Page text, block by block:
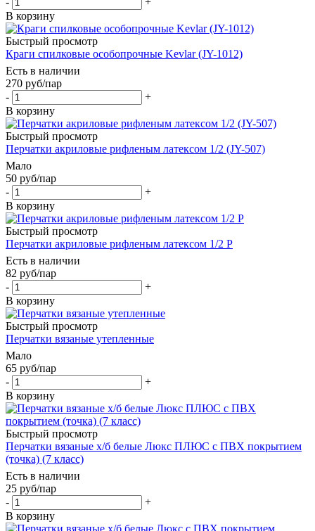
В корзину
Быстрый просмотр
Краги спилковые оcобопрочные Kevlar (JY-1012)
Есть в наличии
270 руб/пар
-
+
В корзину
Быстрый просмотр
Перчатки акриловые рифленым латексом 1/2 (JY-507)
Мало
50 руб/пар
-
+
В корзину
Быстрый просмотр
Перчатки акриловые рифленым латексом 1/2 Р
Есть в наличии
82 руб/пар
-
+
В корзину
Быстрый просмотр
Перчатки вязаные утепленные
Мало
65 руб/пар
-
+
В корзину
Быстрый просмотр
Перчатки вязаные х/б белые Люкс ПЛЮС с ПВХ покрытием
(точка) (7 класс)
Есть в наличии
25 руб/пар
-
+
В корзину